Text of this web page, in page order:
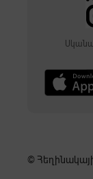
©